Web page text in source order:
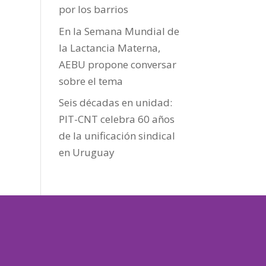
por los barrios
En la Semana Mundial de
la Lactancia Materna,
AEBU propone conversar
sobre el tema
Seis décadas en unidad:
PIT-CNT celebra 60 años
de la unificación sindical
en Uruguay